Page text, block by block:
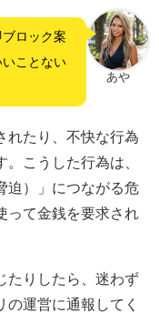
あや
ブロック案
ことない
れたり、不快な行為
こうした行為は、
迫）」につながる危
って金銭を要求され
たりしたら、迷わず
運営に通報してく